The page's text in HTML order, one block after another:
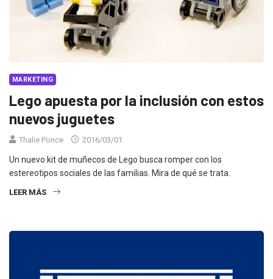
MARKETING
Lego apuesta por la inclusión con estos
nuevos juguetes
Thalie Ponce 2016/03/01
Un nuevo kit de muñecos de Lego busca romper con los
estereotipos sociales de las familias. Mira de qué se trata.
LEER MÁS